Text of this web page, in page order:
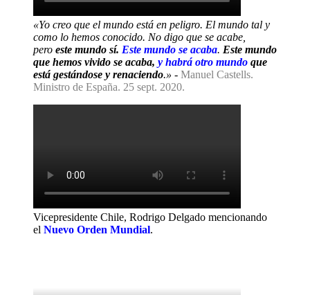
«Yo creo que el mundo está en peligro. El mundo tal y
como lo hemos conocido. No digo que se acabe,
pero este mundo sí. Este mundo se acaba. Este mundo
que hemos vivido se acaba, y habrá otro mundo que
está gestándose y renaciendo.» - Manuel Castells.
Ministro de España. 25 sept. 2020.
Vicepresidente Chile, Rodrigo Delgado mencionando
el Nuevo Orden Mundial.